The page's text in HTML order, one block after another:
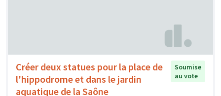
Créer deux statues pour la place de
l'hippodrome et dans le jardin
aquatique de la Saône
Soumise
au vote